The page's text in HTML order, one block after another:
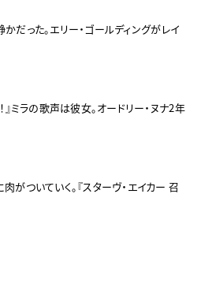
だった。エリー・ゴールディングがレイ
』ミラの歌声は彼女。オードリー・ヌナ2年
がついていく。『スターヴ・エイカー 召